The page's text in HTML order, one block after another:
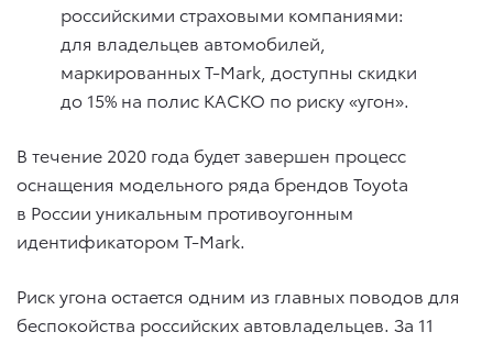
российскими страховыми компаниями:
для владельцев автомобилей,
маркированных T-Mark, доступны скидки
до 15% на полис КАСКО по риску «угон».
В течение 2020 года будет завершен процесс
оснащения модельного ряда брендов Toyota
в России уникальным противоугонным
идентификатором T-Mark.
Риск угона остается одним из главных поводов для
беспокойства российских автовладельцев. За 11